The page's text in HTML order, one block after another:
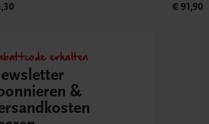
€ 91,90
erhalten
&